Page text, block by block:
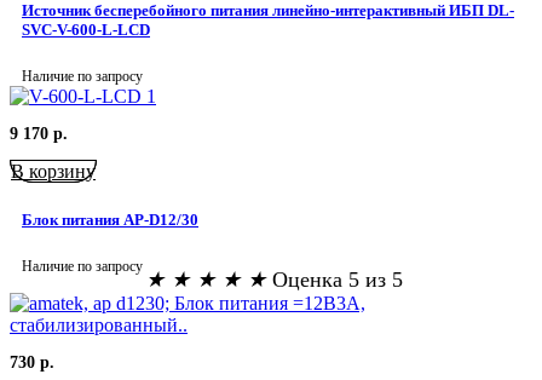
Источник бесперебойного питания линейно-интерактивный ИБП DL-
SVC-V-600-L-LCD
Наличие по запросу
9 170 р.
В корзину
Блок питания AP-D12/30
Наличие по запросу
★ ★ ★ ★ ★ Оценка 5 из 5
730 р.